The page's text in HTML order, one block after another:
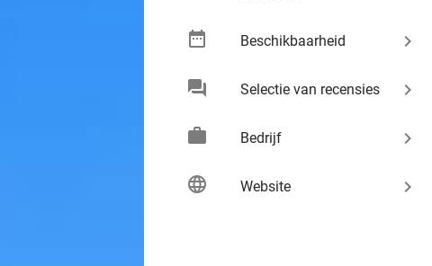
date_range Beschikbaarheid keyboard_arrow_right
chat Selectie van recensies keyboard_arrow_right
work Bedrijf keyboard_arrow_right
language Website keyboard_arrow_right